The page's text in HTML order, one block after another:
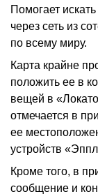
Помогает
через сеть из
по всему миру.
Карта крайне
положить ее в
вещей в
отмечается в
ее
устройств
Кроме того, в
сообщение и